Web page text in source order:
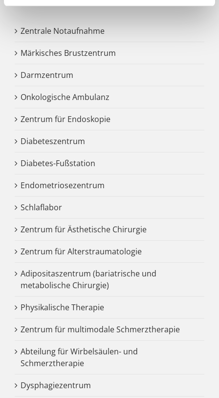
Zentrale Notaufnahme
Märkisches Brustzentrum
Darmzentrum
Onkologische Ambulanz
Zentrum für Endoskopie
Diabeteszentrum
Diabetes-Fußstation
Endometriosezentrum
Schlaflabor
Zentrum für Ästhetische Chirurgie
Zentrum für Alterstraumatologie
Adipositaszentrum (bariatrische und
metabolische Chirurgie)
Physikalische Therapie
Zentrum für multimodale Schmerztherapie
Abteilung für Wirbelsäulen- und
Schmerztherapie
Dysphagiezentrum